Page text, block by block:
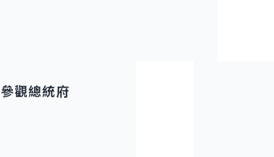
參觀總統府